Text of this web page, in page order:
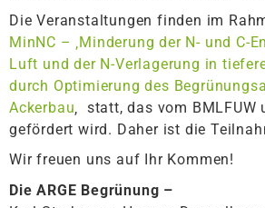
Die Veranstaltungen finden im
MinNC – ‚Minderung der N- und C-
Luft und der N-Verlagerung in
durch Optimierung des
Ackerbau ‚ statt, das vom BMLFUW
gefördert wird. Daher ist die
Wir freuen uns auf Ihr Kommen!
Die ARGE Begrünung –